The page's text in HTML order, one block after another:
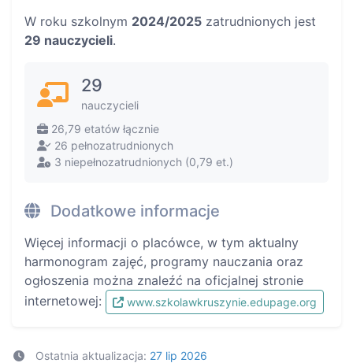
W roku szkolnym 2024/2025 zatrudnionych jest
29 nauczycieli.
29
nauczycieli
26,79 etatów łącznie
26 pełnozatrudnionych
3 niepełnozatrudnionych (0,79 et.)
Dodatkowe informacje
Więcej informacji o placówce, w tym aktualny
harmonogram zajęć, programy nauczania oraz
ogłoszenia można znaleźć na oficjalnej stronie
internetowej:
www.szkolawkruszynie.edupage.org
Ostatnia aktualizacja: 27 lip 2026